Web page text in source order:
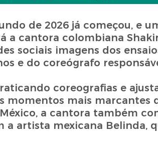
de 2026 já começou, e
a cantora colombiana
sociais imagens dos
e do coreógrafo
coreografias e
momentos mais marcantes
a cantora também
a artista mexicana Belinda,